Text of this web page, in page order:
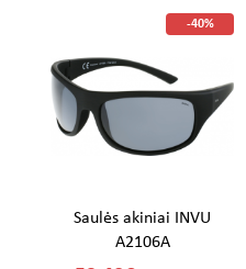
-40%
Saulės akiniai INVU
A2106A